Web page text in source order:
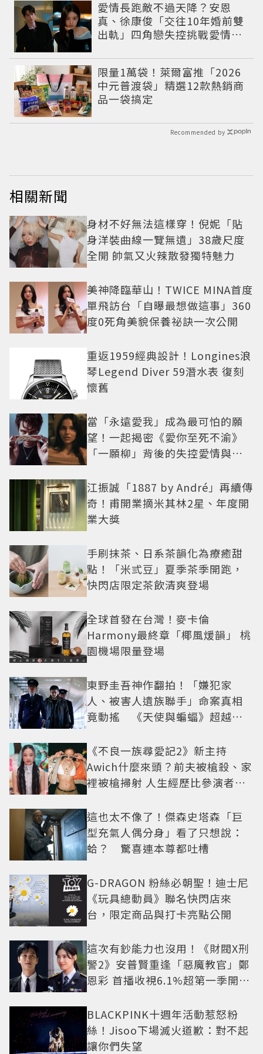
愛情長跑敵不過天降？安恩
真、徐康俊「交往10年婚前雙
出軌」四角戀失控挑戰愛情底
限量1萬袋！萊爾富推「2026
中元普渡袋」精選12款熱銷商
品一袋搞定
Recommended by
相關新聞
身材不好無法這樣穿！倪妮「貼
身洋裝曲線一覽無遺」38歲尺度
全開 帥氣又火辣散發獨特魅力
美神降臨華山！TWICE MINA首度
單飛訪台「自曝最想做這事」360
度0死角美貌保養祕訣一次公開
重返1959經典設計！Longines浪
琴Legend Diver 59潛水表 復刻
懷舊
當「永遠愛我」成為最可怕的願
望！一起揭密《愛你至死不渝》
「一願柳」背後的失控愛情與爆
江振誠「1887 by André」再續傳
奇！甫開業摘米其林2星、年度開
業大獎
手刷抹茶、日系茶韻化為療癒甜
點！「米弎豆」夏季茶季開跑，
快閃店限定茶飲清爽登場
全球首發在台灣！麥卡倫
Harmony最終章「椰風煖韻」 桃
園機場限量登場
東野圭吾神作翻拍！「嫌犯家
人、被害人遺族聯手」命案真相
竟動搖 《天使與蝙蝠》超越懸
《不良一族尋愛記2》新主持
Awich什麼來頭？前夫被槍殺、家
裡被槍掃射 人生經歷比參演者還
這也太不像了！傑森史塔森「巨
型充氣人偶分身」看了只想說：
蛤？ 驚喜連本尊都吐槽
G-DRAGON 粉絲必朝聖！迪士尼
《玩具總動員》聯名快閃店來
台，限定商品與打卡亮點公開
這次有鈔能力也沒用！《財閥X刑
警2》安普賢重逢「惡魔教官」鄭
恩彩 首播收視6.1%超第一季開紅
BLACKPINK十週年活動惹怒粉
絲！Jisoo下場滅火道歉：對不起
讓你們失望